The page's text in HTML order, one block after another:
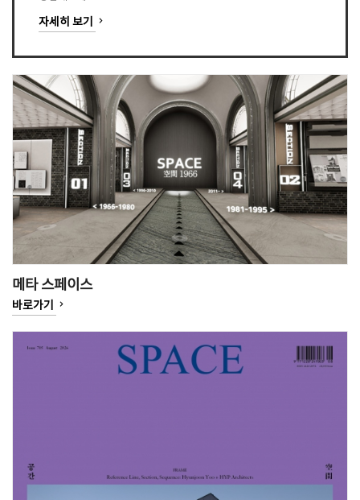
자세히 보기 keyboard_arrow_right
메타 스페이스
바로가기 keyboard_arrow_right